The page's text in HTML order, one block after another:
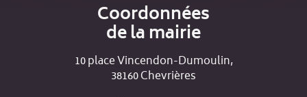
Coordonnées
de la mairie
10 place Vincendon-Dumoulin,
38160 Chevrières